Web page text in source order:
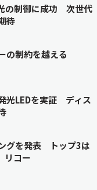
の制御に成功 次世代
待
の制約を越える
光LEDを実証 ディス
グを発表 トップ3は
リコー